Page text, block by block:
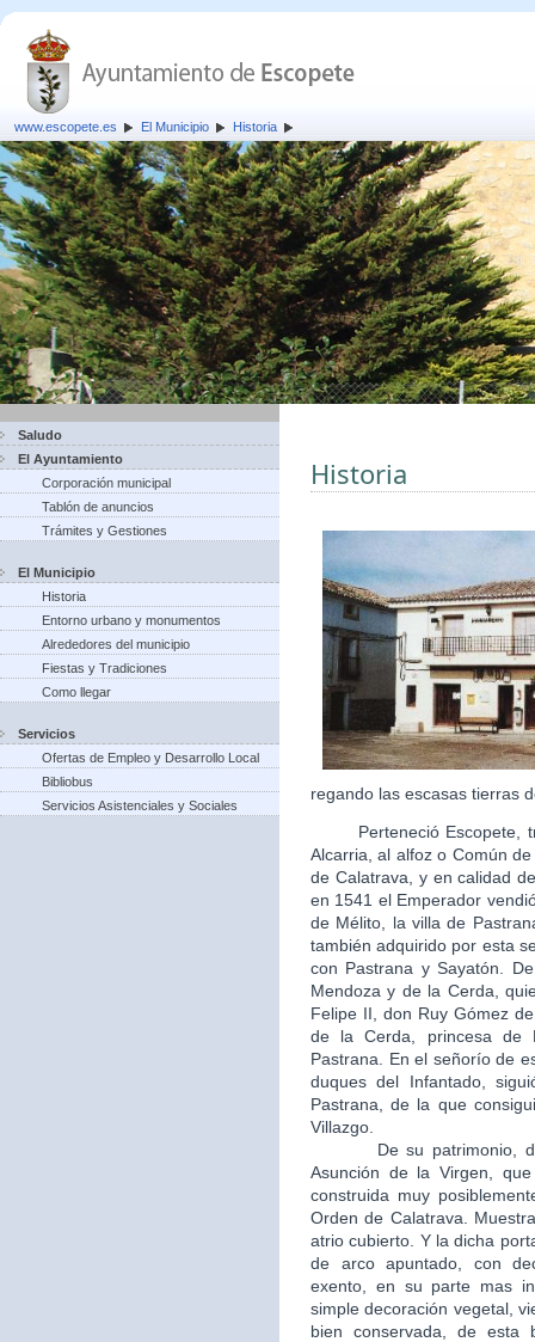
www.escopete.es El Municipio Historia
Saludo
El Ayuntamiento
Corporación municipal
Tablón de anuncios
Trámites y Gestiones
El Municipio
Historia
Entorno urbano y monumentos
Alrededores del municipio
Fiestas y Tradiciones
Como llegar
Servicios
Ofertas de Empleo y Desarrollo Local
Bibliobus
Servicios Asistenciales y Sociales
Historia
regando las escasas tierras
Perteneció Escopete,
Alcarria, al alfoz o Común
de Calatrava, y en calidad
en 1541 el Emperador
de Mélito, la villa de
también adquirido por esta
con Pastrana y Sayatón.
Mendoza y de la Cerda,
Felipe II, don Ruy Gómez
de la Cerda, princesa de
Pastrana. En el señorío de
duques del Infantado,
Pastrana, de la que
Villazgo.
De su patrimonio,
Asunción de la Virgen,
construida muy
Orden de Calatrava.
atrio cubierto. Y la dicha
de arco apuntado, con
exento, en su parte mas
simple decoración vegetal,
bien conservada, de